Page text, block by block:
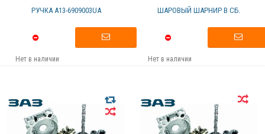
РУЧКА А13-6909003UА
Нет в наличии
ШАРОВЫЙ ШАРНИР В СБ.
Нет в наличии